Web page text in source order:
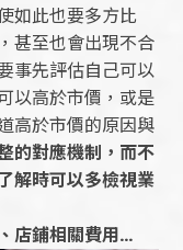
如此也要多方比
甚至也會出現不合
事先評估自己可以
以高於市價，或是
高於市價的原因與
的對應機制，而不
解時可以多檢視業
店鋪相關費用...